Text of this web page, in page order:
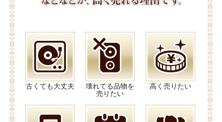
古くても大丈夫
壊れてる品物を
売りたい
高く売りたい